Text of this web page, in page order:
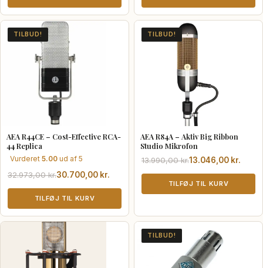
var:
24.115,00 kr..
er:
22.462,00 kr..
var:
13.990,00 kr..
er:
13.046,00 kr..
AEA R44CE – Cost-Effective RCA-
44 Replica
Vurderet 5.00 ud af 5
TILBUD!
32.973,00kr.
Den
oprindelige
var:
32.973,00 kr..
30.700,00 kr.
Den
aktuelle
er:
30.700,00 kr..
TILFØJ TIL KURV
AEA R84A – Aktiv Big Ribbon
Studio Mikrofon
TILBUD!
13.990,00kr.
Den
oprindelige
var:
13.046,00 kr.
Den
aktuelle
er:
TILFØJ TIL KURV
TILBUD!